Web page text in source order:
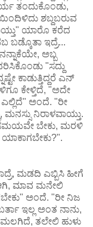
ತಂದುಕೊಂಡು,
ಶಬ್ದಬರುವ
ಯಾರೊ ಕರೆದ
ಇದ್ರೆ...
ಅಬ್ಬ
"ಸದ್ದು
ಕಾಡುತ್ತಿದ್ದರೆ ಎನ್
ಕೇಳ್ತಿದೆ, "ಅದೇ
ಅಂದೆ. "ರೀ
ನಿರಾಳವಾಯ್ತು.
ಸಮಯವೇ ಬೇಕು, ಮರಳಿ
ಮಡದಿ ಎಬ್ಬಿಸಿ ಹೀಗೆ
ಆಗಿ, ಮಾವ ಮನೇಲಿ
ಅಂದೆ. "ರೀ ನಿಜ
ಇಲ್ಲ ಅಂತ ನಾನು,
ಮಲಗಿದೆ, ತಲೇಲಿ ಹುಳು